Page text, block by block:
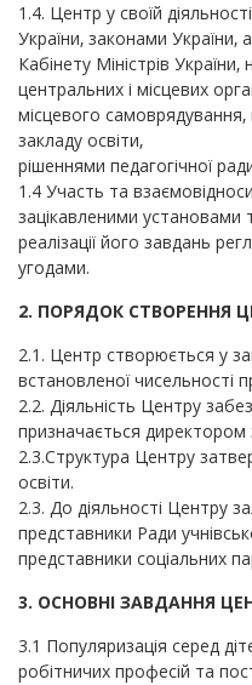
1.4. Центр у своїй
України, законами України,
Кабінету Міністрів
центральних і місцевих
місцевого
закладу освіти,
рішеннями педагогічної
1.4 Участь та
зацікавленими установами
реалізації його завдань
угодами.
2. ПОРЯДОК СТВОРЕННЯ
2.1. Центр створюється у
встановленої чисельності
2.2. Діяльність Центру
призначається директором
2.3.Структура Центру
освіти.
2.3. До діяльності Центру
представники Ради
представники соціальних
3. ОСНОВНІ ЗАВДАННЯ
3.1 Популяризація серед
робітничих професій та